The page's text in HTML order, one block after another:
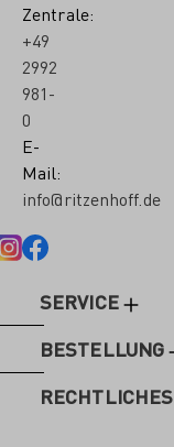
Zentrale:
+49
2992
981-
0
E-
Mail:
info@ritzenhoff.de
SERVICE
BESTELLUNG
RECHTLICHES